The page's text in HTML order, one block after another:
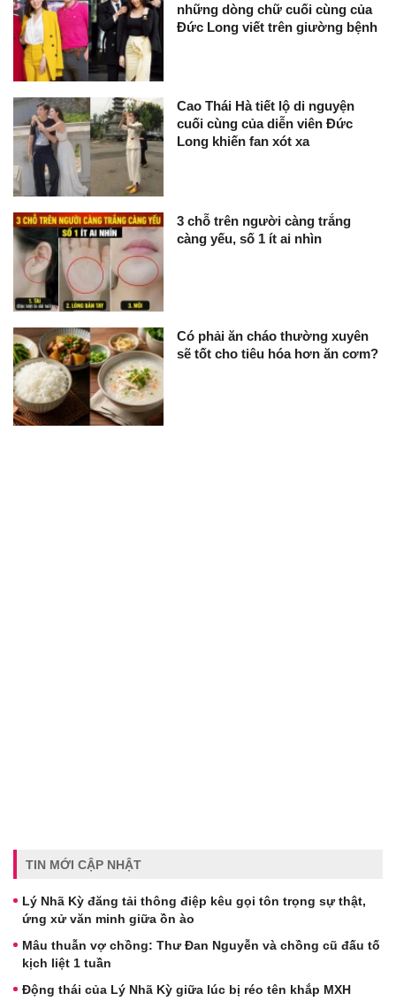
những dòng chữ cuối cùng của
Đức Long viết trên giường bệnh
Cao Thái Hà tiết lộ di nguyện
cuối cùng của diễn viên Đức
Long khiến fan xót xa
3 chỗ trên người càng trắng
càng yếu, số 1 ít ai nhìn
Có phải ăn cháo thường xuyên
sẽ tốt cho tiêu hóa hơn ăn cơm?
TIN MỚI CẬP NHẬT
Lý Nhã Kỳ đăng tải thông điệp kêu gọi tôn trọng sự thật,
ứng xử văn minh giữa ồn ào
Mâu thuẫn vợ chồng: Thư Đan Nguyễn và chồng cũ đấu tố
kịch liệt 1 tuần
Động thái của Lý Nhã Kỳ giữa lúc bị réo tên khắp MXH